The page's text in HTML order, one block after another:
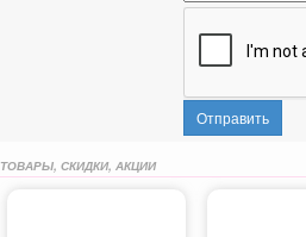
Отправить
ТОВАРЫ, СКИДКИ, АКЦИИ